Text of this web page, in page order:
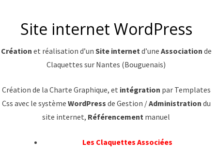
Site internet WordPress
Création et réalisation d’un Site internet d’une Association de
Claquettes sur Nantes (Bouguenais)
Création de la Charte Graphique, et intégration par Templates
Css avec le système WordPress de Gestion /Administration du
site internet, Référencement manuel
Les Claquettes Associées